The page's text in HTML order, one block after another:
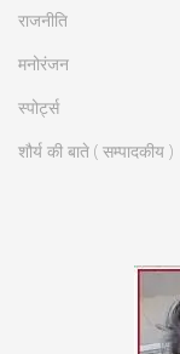
राजनीति
मनोरंजन
स्पोर्ट्स
शौर्य की बाते ( सम्पादकीय )